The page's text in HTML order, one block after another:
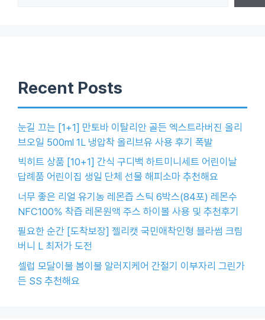
Recent Posts
눈길 끄는 [1+1] 만토바 이탈리안 골든 엑스트라버진 올리
브오일 500ml 1L 냉압착 올리브유 사용 후기 폭발
빅히트 상품 [10+1] 간식 구디백 하트미니세트 어린이날
답례품 어린이집 생일 단체 선물 해피소마 추천해요
너무 좋은 리얼 유기농 레몬즙 스틱 6박스(84포) 레몬수
NFC100% 착즙 레몬원액 주스 하이볼 사용 및 추천후기
필요한 순간 [도착보장] 젤리캣 국민애착인형 블라썸 크림
버니 L 최저가 도전
셀럽 모달이불 봄이불 알러지케어 간절기 이부자리 그린가
든 SS 추천해요